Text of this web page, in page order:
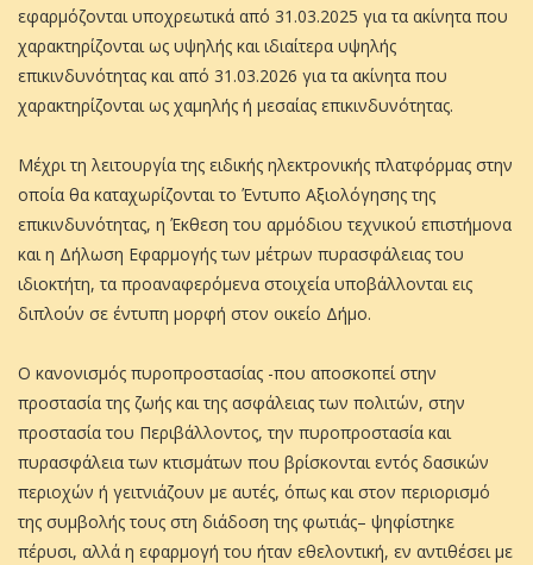
εφαρμόζονται υποχρεωτικά από 31.03.2025 για τα ακίνητα που
χαρακτηρίζονται ως υψηλής και ιδιαίτερα υψηλής
επικινδυνότητας και από 31.03.2026 για τα ακίνητα που
χαρακτηρίζονται ως χαμηλής ή μεσαίας επικινδυνότητας.
Μέχρι τη λειτουργία της ειδικής ηλεκτρονικής πλατφόρμας στην
οποία θα καταχωρίζονται το Έντυπο Αξιολόγησης της
επικινδυνότητας, η Έκθεση του αρμόδιου τεχνικού επιστήμονα
και η Δήλωση Εφαρμογής των μέτρων πυρασφάλειας του
ιδιοκτήτη, τα προαναφερόμενα στοιχεία υποβάλλονται εις
διπλούν σε έντυπη μορφή στον οικείο Δήμο.
Ο κανονισμός πυροπροστασίας -που αποσκοπεί στην
προστασία της ζωής και της ασφάλειας των πολιτών, στην
προστασία του Περιβάλλοντος, την πυροπροστασία και
πυρασφάλεια των κτισμάτων που βρίσκονται εντός δασικών
περιοχών ή γειτνιάζουν με αυτές, όπως και στον περιορισμό
της συμβολής τους στη διάδοση της φωτιάς– ψηφίστηκε
πέρυσι, αλλά η εφαρμογή του ήταν εθελοντική, εν αντιθέσει με